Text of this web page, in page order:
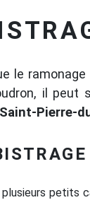
le ramonage
il peut
Saint-Pierre-
petits